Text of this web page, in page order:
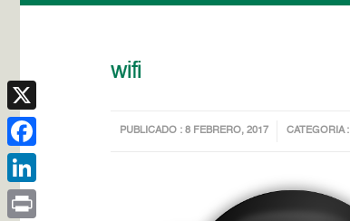
wifi
PUBLICADO : 8 FEBRERO, 2017 CATEGORIA :
X
Facebook
LinkedIn